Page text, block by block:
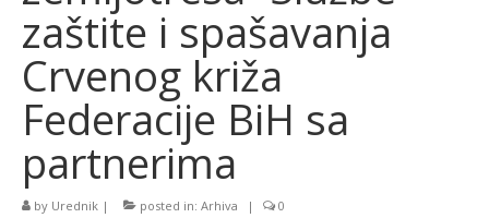
zaštite i spašavanja
Crvenog križa
Federacije BiH sa
partnerima
by Urednik | posted in: Arhiva | 0